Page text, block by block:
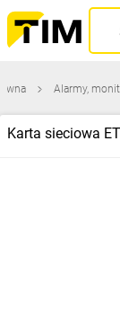
Alarmy,
Karta sieciowa